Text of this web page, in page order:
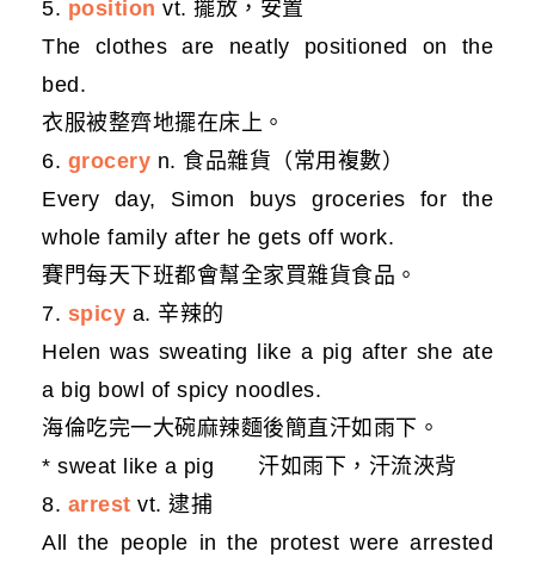
5. position vt. 擺放，安置
The clothes are neatly positioned on the
bed.
衣服被整齊地擺在床上。
6. grocery n. 食品雜貨（常用複數）
Every day, Simon buys groceries for the
whole family after he gets off work.
賽門每天下班都會幫全家買雜貨食品。
7. spicy a. 辛辣的
Helen was sweating like a pig after she ate
a big bowl of spicy noodles.
海倫吃完一大碗麻辣麵後簡直汗如雨下。
* sweat like a pig 汗如雨下，汗流浹背
8. arrest vt. 逮捕
All the people in the protest were arrested